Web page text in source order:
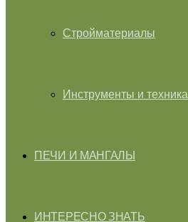
Стройматериалы
Инструменты и техника
ПЕЧИ И МАНГАЛЫ
ИНТЕРЕСНО ЗНАТЬ